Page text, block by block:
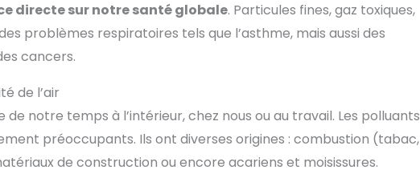
directe sur notre santé globale. Particules fines, gaz toxiques,
problèmes respiratoires tels que l’asthme, mais aussi des
cancers.
de l’air
de notre temps à l’intérieur, chez nous ou au travail. Les polluants
préoccupants. Ils ont diverses origines : combustion (tabac,
de construction ou encore acariens et moisissures.